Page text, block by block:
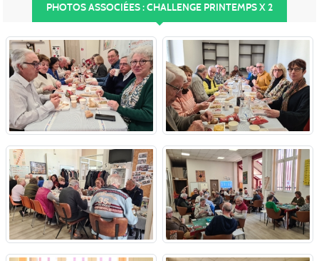
PHOTOS ASSOCIÉES : CHALLENGE PRINTEMPS X 2